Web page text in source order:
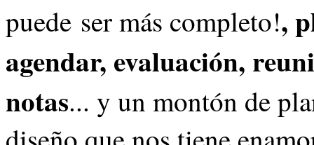
puede ser más completo!,
agendar, evaluación,
notas... y un montón de